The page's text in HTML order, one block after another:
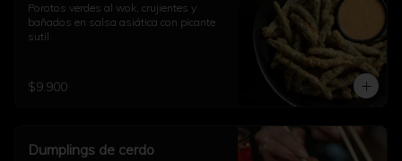
Porotos verdes al wok, crujientes y
bañados en salsa asiática con picante
sutil.
$9.900
Dumplings de cerdo